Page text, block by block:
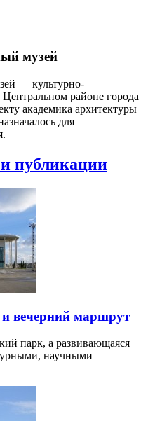
музей
— культурно-
районе города
академика архитектуры
для
публикации
вечерний маршрут
парк, а развивающаяся
научными